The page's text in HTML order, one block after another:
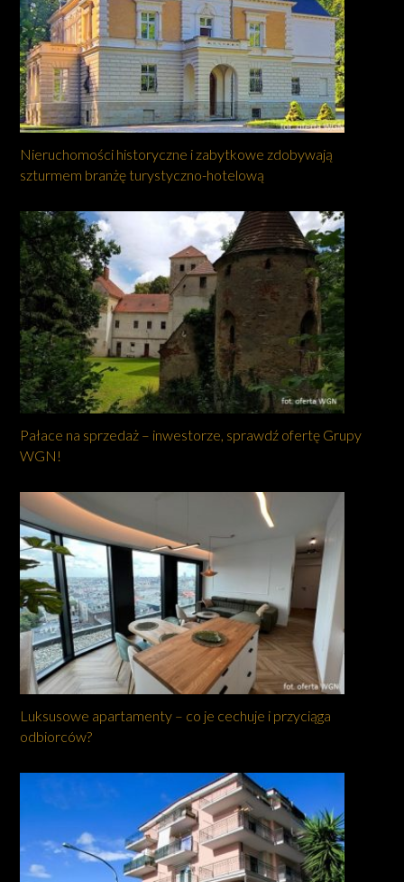
Nieruchomości historyczne i zabytkowe zdobywają
szturmem branżę turystyczno-hotelową
Pałace na sprzedaż – inwestorze, sprawdź ofertę Grupy
WGN!
Luksusowe apartamenty – co je cechuje i przyciąga
odbiorców?